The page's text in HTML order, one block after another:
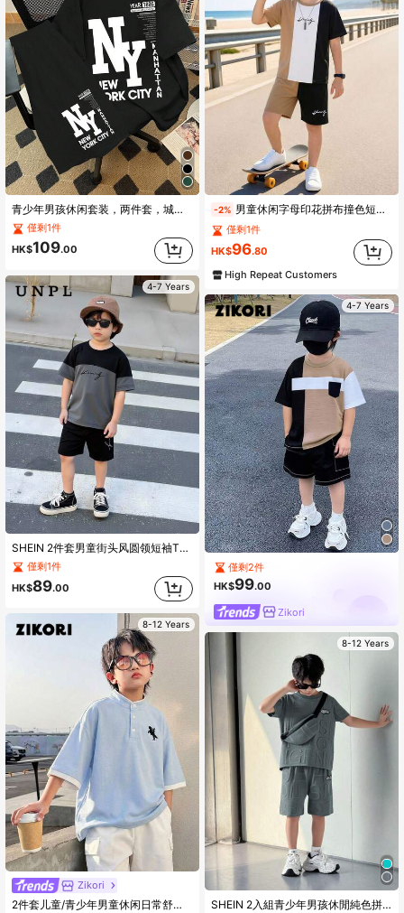
青少年男孩休闲套装，两件套，城市图案T恤和短裤，适合运动和夏季穿着
僅剩1件
HK$109.00
4-7 Years
SHEIN 2件套男童街头风圆领短袖T恤+短裤，夏季度假、假日、旅行、休闲、日光浴
僅剩1件
HK$89.00
8-12 Years
Zikori
2件套儿童/青少年男童休闲日常舒适印花立领半拉链套头短袖T恤和纯色短裤套装
-2% 男童休闲字母印花拼布撞色短袖T恤和短裤两件套
僅剩1件
HK$96.80
High Repeat Customers
4-7 Years
僅剩2件
HK$99.00
Zikori
8-12 Years
SHEIN 2入組青少年男孩休閒純色拼接圓領短袖T恤和短褲，含手提袋